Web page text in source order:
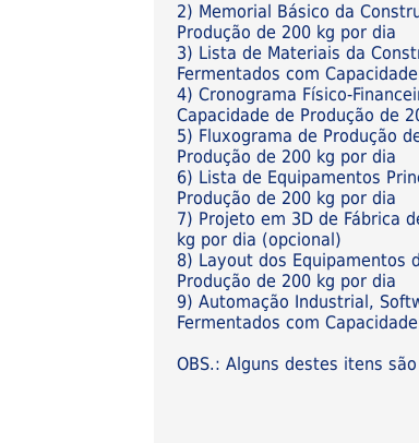
2) Memorial Básico da
Produção de 200 kg por dia
3) Lista de Materiais da
Fermentados com
4) Cronograma Físico-
Capacidade de Produção de
5) Fluxograma de Produção
Produção de 200 kg por dia
6) Lista de Equipamentos
Produção de 200 kg por dia
7) Projeto em 3D de Fábrica
kg por dia (opcional)
8) Layout dos Equipamentos
Produção de 200 kg por dia
9) Automação Industrial,
Fermentados com
OBS.: Alguns destes itens